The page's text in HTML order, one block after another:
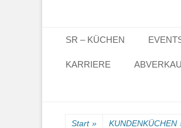
Primäres Menü
Inhalt
springen
SR – KÜCHEN
KARRIERE
Start » KUNDENKÜCHEN